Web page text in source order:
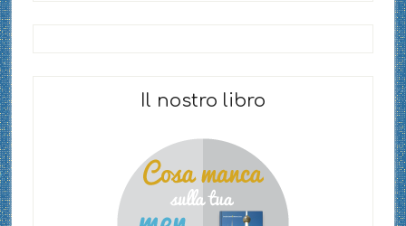
Il nostro libro